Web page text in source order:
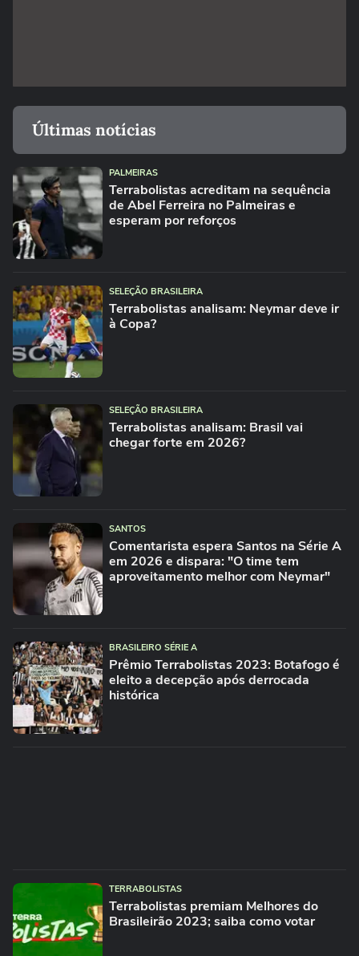
Últimas notícias
PALMEIRAS
Terrabolistas acreditam na sequência
de Abel Ferreira no Palmeiras e
esperam por reforços
SELEÇÃO BRASILEIRA
Terrabolistas analisam: Neymar deve ir
à Copa?
SELEÇÃO BRASILEIRA
Terrabolistas analisam: Brasil vai
chegar forte em 2026?
SANTOS
Comentarista espera Santos na Série A
em 2026 e dispara: "O time tem
aproveitamento melhor com Neymar"
BRASILEIRO SÉRIE A
Prêmio Terrabolistas 2023: Botafogo é
eleito a decepção após derrocada
histórica
TERRABOLISTAS
Terrabolistas premiam Melhores do
Brasileirão 2023; saiba como votar